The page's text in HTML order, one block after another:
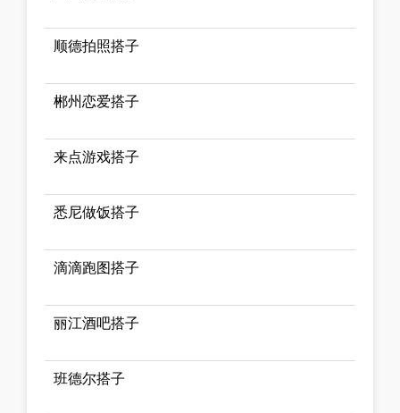
顺德拍照搭子
郴州恋爱搭子
来点游戏搭子
悉尼做饭搭子
滴滴跑图搭子
丽江酒吧搭子
班德尔搭子